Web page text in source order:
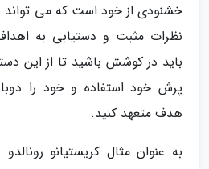
خشنودی از خود است که می تواند
نظرات مثبت و دستیابی به
باید در کوشش باشید تا از این
پرش خود استفاده و خود را
هدف متعهد کنید.
به عنوان مثال کریستیانو